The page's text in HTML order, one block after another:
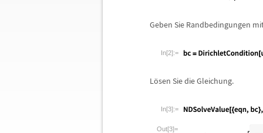
Geben Sie Randbedingungen
In[2]:=
Lösen Sie die Gleichung.
In[3]:=
Out[3]=